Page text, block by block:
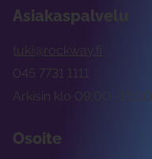
Asiakaspalvelu
tuki@rockway.fi
Arkisin klo 09:00 -15:00
045 7731 1111
Osoite